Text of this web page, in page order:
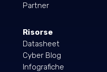
Partner
Risorse
Datasheet
Cyber Blog
Infografiche